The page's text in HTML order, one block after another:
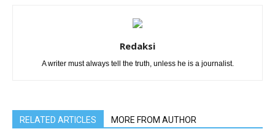
Redaksi
A writer must always tell the truth, unless he is a journalist.
RELATED ARTICLES MORE FROM AUTHOR